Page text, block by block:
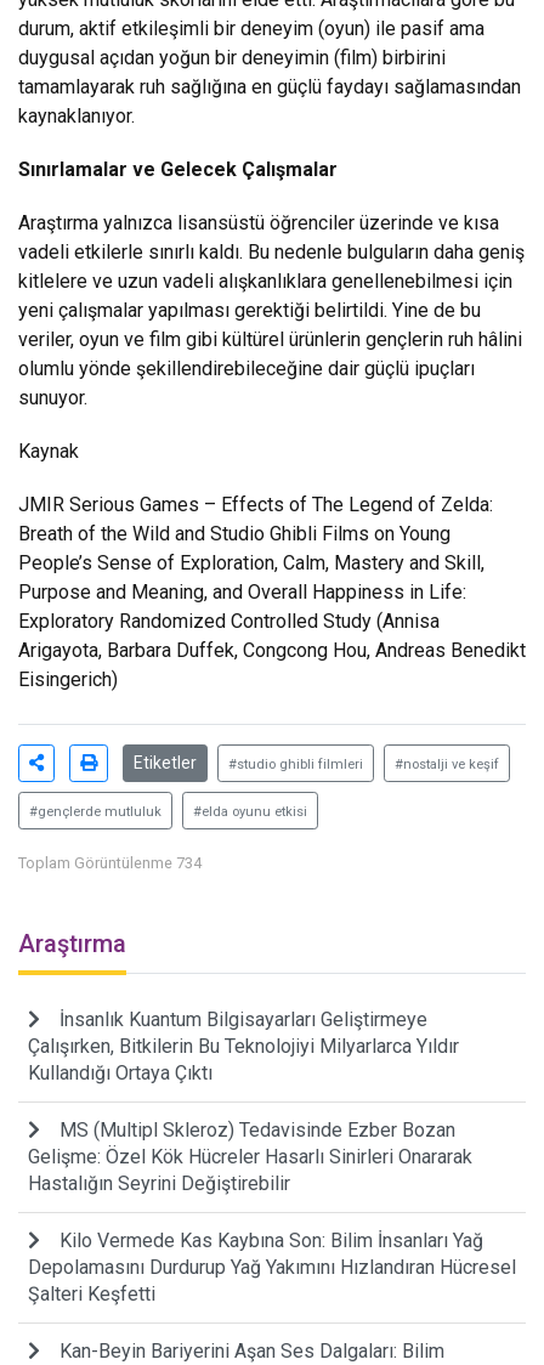
durum, aktif etkileşimli bir deneyim (oyun) ile pasif ama
duygusal açıdan yoğun bir deneyimin (film) birbirini
tamamlayarak ruh sağlığına en güçlü faydayı sağlamasından
kaynaklanıyor.
Sınırlamalar ve Gelecek Çalışmalar
Araştırma yalnızca lisansüstü öğrenciler üzerinde ve kısa
vadeli etkilerle sınırlı kaldı. Bu nedenle bulguların daha geniş
kitlelere ve uzun vadeli alışkanlıklara genellenebilmesi için
yeni çalışmalar yapılması gerektiği belirtildi. Yine de bu
veriler, oyun ve film gibi kültürel ürünlerin gençlerin ruh hâlini
olumlu yönde şekillendirebileceğine dair güçlü ipuçları
sunuyor.
Kaynak
JMIR Serious Games – Effects of The Legend of Zelda:
Breath of the Wild and Studio Ghibli Films on Young
People’s Sense of Exploration, Calm, Mastery and Skill,
Purpose and Meaning, and Overall Happiness in Life:
Exploratory Randomized Controlled Study (Annisa
Arigayota, Barbara Duffek, Congcong Hou, Andreas Benedikt
Eisingerich)
Etiketler #studio ghibli filmleri #nostalji ve keşif
#gençlerde mutluluk #elda oyunu etkisi
Toplam Görüntülenme 734
Araştırma
İnsanlık Kuantum Bilgisayarları Geliştirmeye
Çalışırken, Bitkilerin Bu Teknolojiyi Milyarlarca Yıldır
Kullandığı Ortaya Çıktı
MS (Multipl Skleroz) Tedavisinde Ezber Bozan
Gelişme: Özel Kök Hücreler Hasarlı Sinirleri Onararak
Hastalığın Seyrini Değiştirebilir
Kilo Vermede Kas Kaybına Son: Bilim İnsanları Yağ
Depolamasını Durdurup Yağ Yakımını Hızlandıran Hücresel
Şalteri Keşfetti
Kan-Beyin Bariyerini Aşan Ses Dalgaları: Bilim